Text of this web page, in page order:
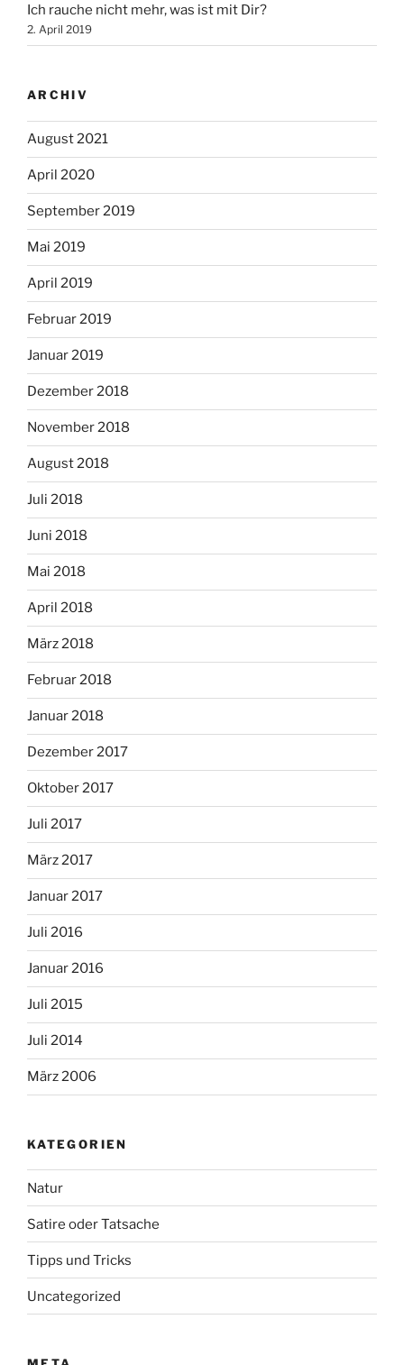
Ich rauche nicht mehr, was ist mit Dir?
2. April 2019
ARCHIV
August 2021
April 2020
September 2019
Mai 2019
April 2019
Februar 2019
Januar 2019
Dezember 2018
November 2018
August 2018
Juli 2018
Juni 2018
Mai 2018
April 2018
März 2018
Februar 2018
Januar 2018
Dezember 2017
Oktober 2017
Juli 2017
März 2017
Januar 2017
Juli 2016
Januar 2016
Juli 2015
Juli 2014
März 2006
KATEGORIEN
Natur
Satire oder Tatsache
Tipps und Tricks
Uncategorized